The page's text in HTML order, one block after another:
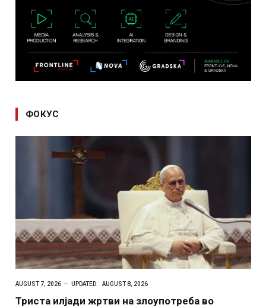
ФОКУС
AUGUST 7, 2026 UPDATED: AUGUST 8, 2026
Триста илјади жртви на злоупотреба во